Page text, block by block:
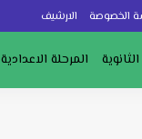
الخصوصة الارشيف
المرحلة الاعدادية